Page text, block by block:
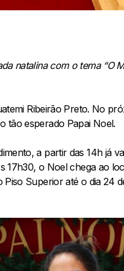
natalina com o tema “O
Ribeirão Preto. No
tão esperado Papai Noel.
a partir das 14h já
17h30, o Noel chega ao
Superior até o dia 24